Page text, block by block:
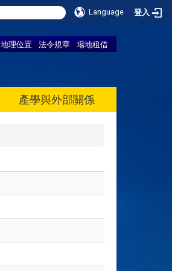
Language 登入
地理位置 法令規章 場地租借
產學與外部關係